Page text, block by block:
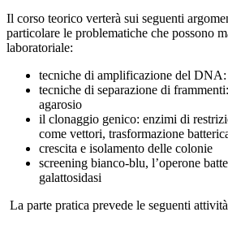
Il corso teorico verterà sui seguenti
particolare le problematiche che possono
laboratoriale:
tecniche di amplificazione del DNA:
tecniche di separazione di
agarosio
il clonaggio genico: enzimi di
come vettori, trasformazione
crescita e isolamento delle colonie
screening bianco-blu, l’operone
galattosidasi
La parte pratica prevede le seguenti attività